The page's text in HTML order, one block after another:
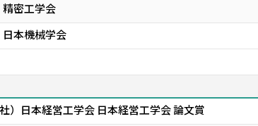
精密工学会
日本機械学会
社）日本経営工学会 日本経営工学会 論文賞